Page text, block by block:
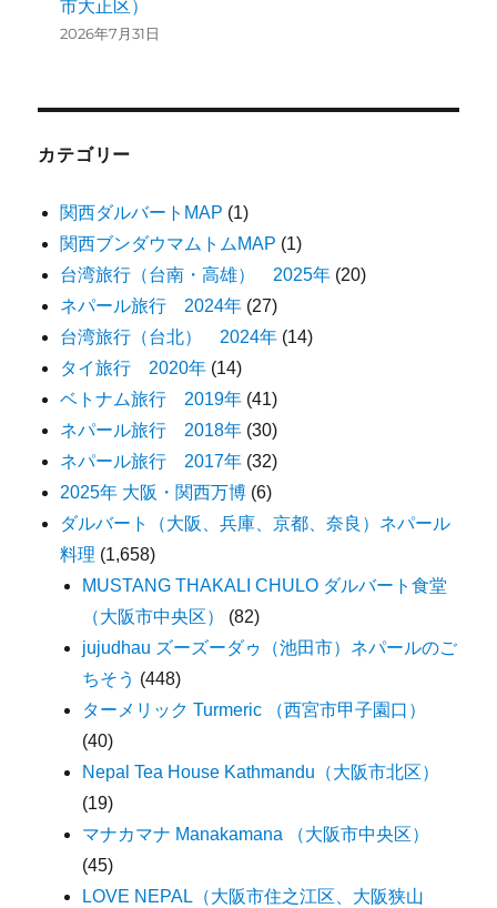
市大正区）
2026年7月31日
カテゴリー
関西ダルバートMAP (1)
関西ブンダウマムトムMAP (1)
台湾旅行（台南・高雄） 2025年 (20)
ネパール旅行 2024年 (27)
台湾旅行（台北） 2024年 (14)
タイ旅行 2020年 (14)
ベトナム旅行 2019年 (41)
ネパール旅行 2018年 (30)
ネパール旅行 2017年 (32)
2025年 大阪・関西万博 (6)
ダルバート（大阪、兵庫、京都、奈良）ネパール
料理 (1,658)
MUSTANG THAKALI CHULO ダルバート食堂
（大阪市中央区）
(82)
jujudhau ズーズーダゥ（池田市）ネパールのご
ちそう (448)
ターメリック Turmeric （西宮市甲子園口）
(40)
Nepal Tea House Kathmandu（大阪市北区）
(19)
マナカマナ Manakamana （大阪市中央区）
(45)
LOVE NEPAL（大阪市住之江区、大阪狭山